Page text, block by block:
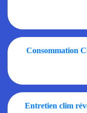
Consommation
Entretien clim